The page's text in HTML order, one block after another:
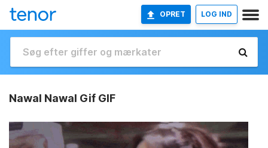
OPRET LOG IND
Nawal Nawal Gif GIF